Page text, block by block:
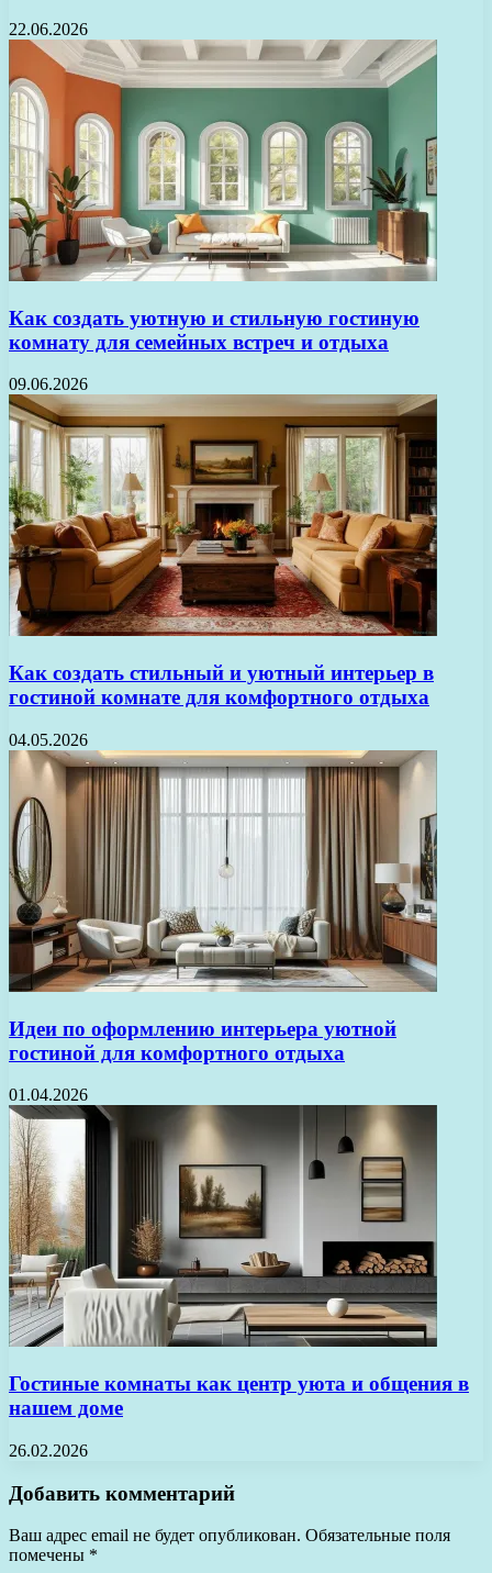
22.06.2026
Как создать уютную и стильную гостиную
комнату для семейных встреч и отдыха
09.06.2026
Как создать стильный и уютный интерьер в
гостиной комнате для комфортного отдыха
04.05.2026
Идеи по оформлению интерьера уютной
гостиной для комфортного отдыха
01.04.2026
Гостиные комнаты как центр уюта и общения в
нашем доме
26.02.2026
Добавить комментарий
Ваш адрес email не будет опубликован. Обязательные поля
помечены *